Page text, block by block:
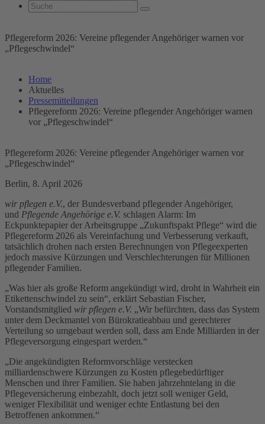
Pflegereform 2026: Vereine pflegender Angehöriger warnen vor
„Pflegeschwindel“
Home
Aktuelles
Pressemitteilungen
Pflegereform 2026: Vereine pflegender Angehöriger warnen
vor „Pflegeschwindel“
Pflegereform 2026: Vereine pflegender Angehöriger warnen vor
„Pflegeschwindel“
Berlin, 8. April 2026
wir pflegen e.V., der Bundesverband pflegender Angehöriger,
und Pflegende Angehörige e.V. schlagen Alarm: Im
Eckpunktepapier der Arbeitsgruppe „Zukunftspakt Pflege“ wird die
Pflegereform 2026 als Vereinfachung und Verbesserung verkauft,
tatsächlich drohen nach ersten Berechnungen von Pflegeexperten
jedoch massive Kürzungen und Verschlechterungen für Millionen
pflegender Familien.
„Was hier als große Reform angekündigt wird, droht in Wahrheit ein
Etikettenschwindel zu sein“, erklärt Sebastian Fischer,
Vorstandsmitglied wir pflegen e.V. „Wir befürchten, dass das System
unter dem Deckmantel von Bürokratieabbau und gerechterer
Verteilung so umgebaut werden soll, dass am Ende Milliarden in der
Pflegeversorgung eingespart werden.“
„Die angekündigten Reformvorschläge verstecken
milliardenschwere Kürzungen zu Kosten pflegebedürftiger
Menschen und ihrer Familien. Sie haben jahrzehntelang in die
Pflegeversicherung einbezahlt, doch jetzt soll weniger Geld,
weniger Flexibilität und weniger echte Entlastung bei den
Betroffenen ankommen.“